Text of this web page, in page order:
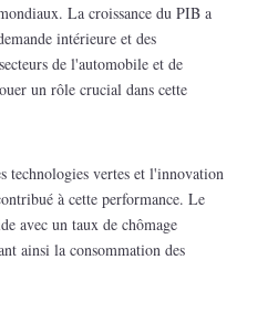
La croissance du PIB a
intérieure et des
de l'automobile et de
un rôle crucial dans cette
technologies vertes et l'innovation
à cette performance. Le
avec un taux de chômage
ainsi la consommation des